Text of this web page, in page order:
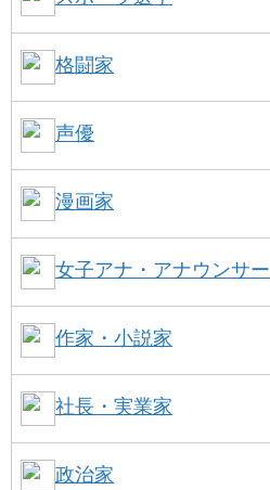
格闘家
声優
漫画家
女子アナ・アナウンサー
作家・小説家
社長・実業家
政治家